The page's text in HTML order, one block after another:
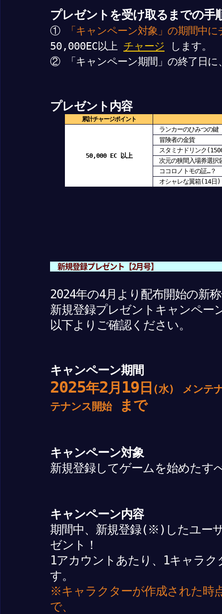
プレゼントを受け取るまでの手
①
「キャンペーン対象」の期間中
50,000EC以上 チャージ します。
② 「キャンペーン期間」の終了日に
プレゼント内容
累計チャージポイント
50,000 EC 以上
ランカーのひみつの鍵
冒険者の金貨
スタミナドリンク
次元の狭間入場券選択
ココロノトモの証…？
オシャレな翼箱(14日)
新規登録プレゼント【2月号】
2024年の4月より配布開始の新
新規登録プレゼントキャンペー
以下よりご確認ください。
キャンペーン期間
2025年2月 19 日 (水)
メンテ
テナンス開始まで
キャンペーン対象
新規登録してゲームを始めたす
キャンペーン内容
期間中、新規登録(※)したユー
ゼント！
1アカウントあたり、1キャラ
す。
※キャラクターが作成された時
で、